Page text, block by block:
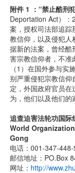
附件 1 ：“禁止酷刑
Deportation Act）
案，授权司法部追
教信仰，以及侵犯人
据新的法案，曾经酷
害宗教信仰者，不
（1）在国外参与实
别严重侵犯宗教信
定，外国政府官员
为，他们以及他们的
追查迫害法轮功国际
World
Gong
电话：001-347-
邮信地址：PO.Box
网址： http://